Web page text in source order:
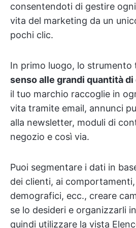
consentendoti di gestire
vita del marketing da un
pochi clic.
In primo luogo, lo strumento
senso alle grandi quantità
il tuo marchio raccoglie in
vita tramite email, annunci
alla newsletter, moduli di
negozio e così via.
Puoi segmentare i dati in
dei clienti, ai
demografici, ecc., creare
se lo desideri e organizzarli
quindi utilizzare la vista